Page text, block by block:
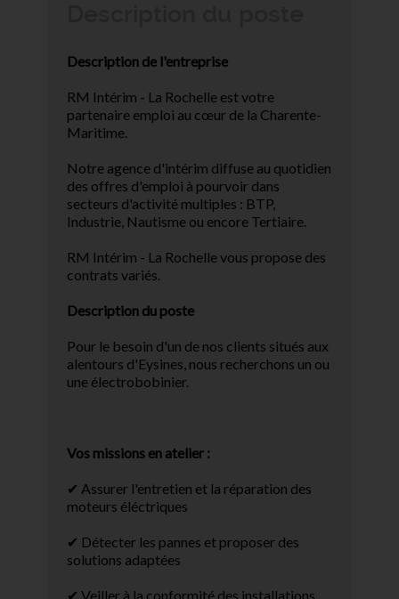
Description de l'entreprise
RM Intérim - La Rochelle est votre
partenaire emploi au cœur de la Charente-
Maritime.
Notre agence d'intérim diffuse au quotidien
des offres d'emploi à pourvoir dans
secteurs d'activité multiples : BTP,
Industrie, Nautisme ou encore Tertiaire.
RM Intérim - La Rochelle vous propose des
contrats variés.
Description du poste
Pour le besoin d'un de nos clients situés aux
alentours d'Eysines, nous recherchons un ou
une électrobobinier.
Vos missions en atelier :
✔ Assurer l'entretien et la réparation des
moteurs éléctriques
✔ Détecter les pannes et proposer des
solutions adaptées
✔ Veiller à la conformité des installations